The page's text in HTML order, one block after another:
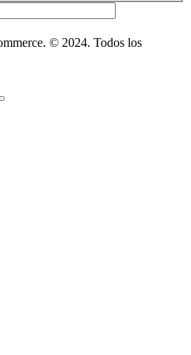
© 2024. Todos los